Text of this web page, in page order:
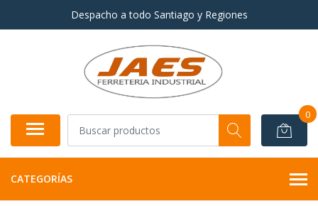
Despacho a todo Santiago y Regiones
0
CATEGORÍAS